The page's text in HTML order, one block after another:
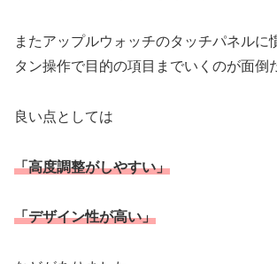
またアップルウォッチのタッチパネルに
タン操作で目的の項目までいくのが面倒
良い点としては
「高度調整がしやすい」
「デザイン性が高い」